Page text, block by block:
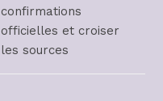
confirmations
officielles et croiser
les sources